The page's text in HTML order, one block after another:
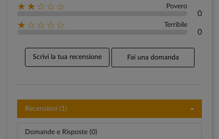
★★☆☆☆ Povero
0
★☆☆☆☆ Terribile
0
Scrivi la tua recensione Fai una domanda
Recensioni (1)
Domande e Risposte (0)